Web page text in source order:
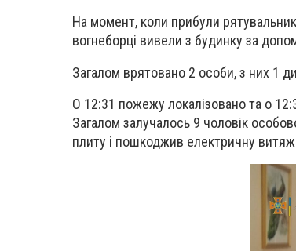
На момент, коли прибули
вогнеборці вивели з будинку за
Загалом врятовано 2 особи, з них 1
О 12:31 пожежу локалізовано та о
Загалом залучалось 9 чоловік
плиту і пошкоджив електричну